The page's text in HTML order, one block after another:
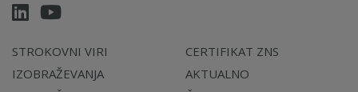
STROKOVNI VIRI
IZOBRAŽEVANJA
CERTIFIKAT ZNS
AKTUALNO